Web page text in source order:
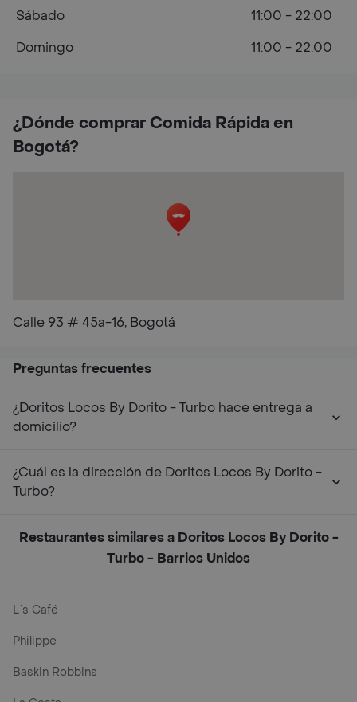
¿Dónde comprar Comida Rápida en
Bogotá?
Calle 93 # 45a-16, Bogotá
Sábado
11:00 - 22:00
Domingo
11:00 - 22:00
Preguntas frecuentes
¿Doritos Locos By Dorito - Turbo hace entrega a
domicilio?
¿Cuál es la dirección de Doritos Locos By Dorito -
Turbo?
Restaurantes similares a Doritos Locos By Dorito -
Turbo - Barrios Unidos
L´s Café
Philippe
Baskin Robbins